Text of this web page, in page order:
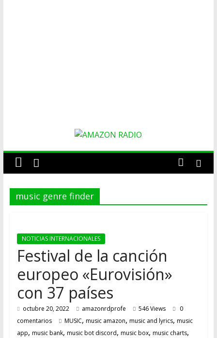
AMAZON
RADIO
ESTACIÓN
FUTURO
music genre finder
NOTICIAS INTERNACIONALES
Festival de la canción
europeo «Eurovisión»
con 37 países
octubre 20, 2022 amazonrdprofe 546 Views
0
comentarios
MUSIC, music amazon, music and lyrics, music
app, music bank, music bot discord, music box, music charts,